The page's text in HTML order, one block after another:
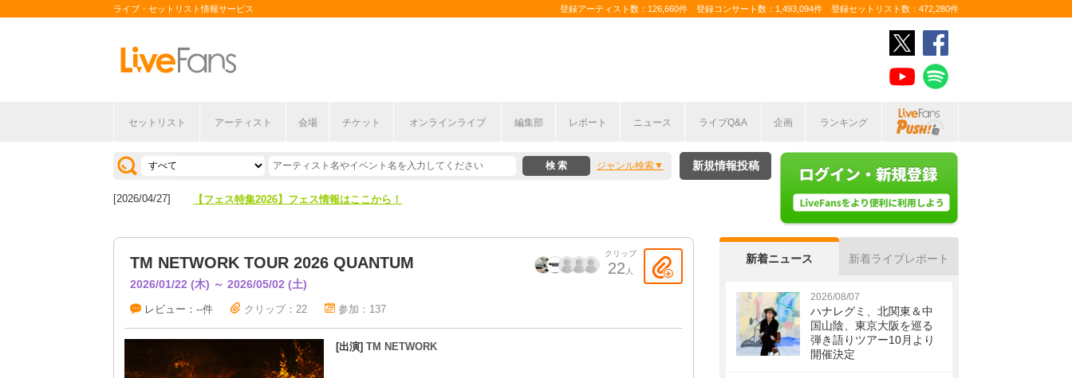
ライブ・セットリスト情報サービス 登録アーティスト数：126,660件 登録コンサート数：1,493,094件 登録セットリスト数：472,280件
セットリスト アーティスト 会場 チケット オンラインライブ 編集部 レポート ニュース ライブQ&A 企画 ランキング
ジャンル検索
[2026/07/28] 【ライブ動員ランキング】2026年上半期編発表！
[2026/04/27] 【フェス特集2026】フェス情報はここから！
新規情報投稿
TM NETWORK TOUR 2026 QUANTUM
2026/01/22 (木) ～ 2026/05/02 (土)
クリップ
22 人
レビュー：--件 クリップ：22 参加：137
[出演] TM NETWORK
新着ニュース 新着ライブレポート
2026/08/07
ハナレグミ、北関東＆中
国山陰、東京大阪を巡る
弾き語りツアー10月より
開催決定